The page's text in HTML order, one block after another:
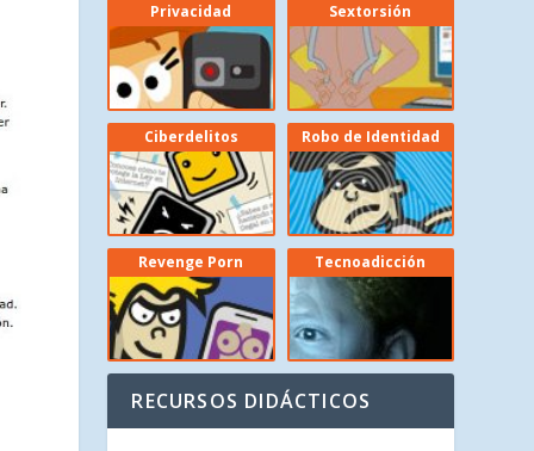
Privacidad Sextorsión
Ciberdelitos Robo de Identidad
Revenge Porn Tecnoadicción
RECURSOS DIDÁCTICOS